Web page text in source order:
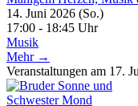
14. Juni 2026 (So.)
17:00 - 18:45 Uhr
Musik
Mehr →
Veranstaltungen am 17.